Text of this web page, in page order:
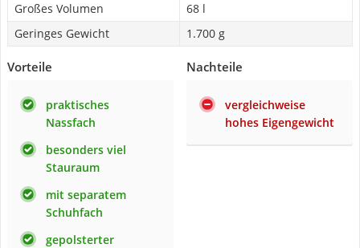
Großes Volumen
68 l
Geringes Gewicht
1.700 g
Vorteile
praktisches
Nassfach
besonders viel
Stauraum
mit separatem
Schuhfach
gepolsterter
Nachteile
vergleichweise
hohes Eigengewicht